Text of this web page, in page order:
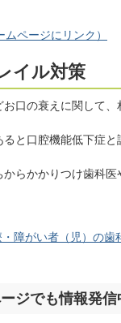
ページにリンク）
イル対策
口の衰えに関して
と口腔機能低下症
らかかりつけ歯科
障がい者（児）の
ジでも情報発信